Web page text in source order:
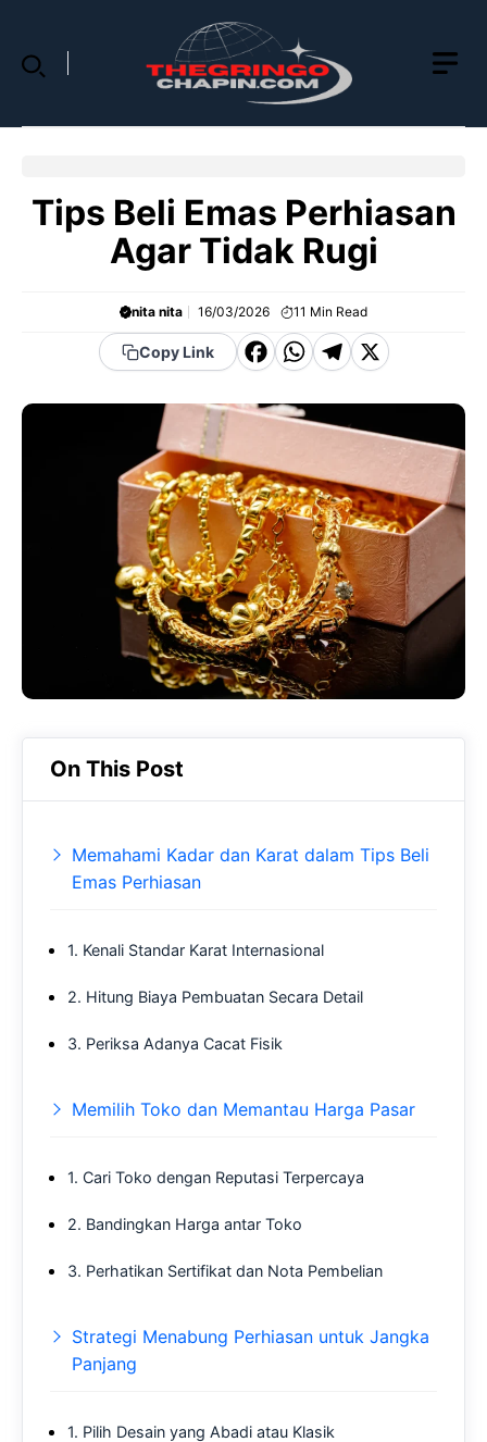
content
Tips Beli Emas Perhiasan
Agar Tidak Rugi
nita nita 16/03/2026 11 Min Read
Copy Link
F
c
e
b
o
o
k
W
a
t
s
A
p
p
T
e
r
a
m
X
On This Post
Memahami Kadar dan Karat dalam Tips Beli
Emas Perhiasan
1. Kenali Standar Karat Internasional
2. Hitung Biaya Pembuatan Secara Detail
3. Periksa Adanya Cacat Fisik
Memilih Toko dan Memantau Harga Pasar
1. Cari Toko dengan Reputasi Terpercaya
2. Bandingkan Harga antar Toko
3. Perhatikan Sertifikat dan Nota Pembelian
Strategi Menabung Perhiasan untuk Jangka
Panjang
1. Pilih Desain yang Abadi atau Klasik